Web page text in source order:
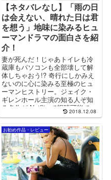
【ネタバレなし】「雨の日
は会えない、晴れた日は君
を想う」地味に染みるヒュ
ーマンドラマの面白さを紹
介！
妻が死んだ！じゃあトイレも冷
蔵庫もパソコンも全部壊して解
体しちゃおう!? 奇行にしかみえ
ないのに心に染みる至極のヒュ
ーマンヒストリー。ジェイク・
ギレンホール主演の知る人ぞ知
る名作が Netflix で視聴可能で
す！
2018.12.08
お勧め作品・レビュー